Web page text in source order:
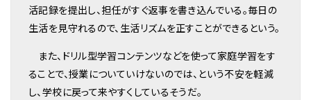
活記録を提出し、担任がすぐ返事を書き込んでいる。毎日の
生活を見守れるので、生活リズムを正すことができるという。
また、ドリル型学習コンテンツなどを使って家庭学習をす
ることで、授業についていけないのでは、という不安を軽減
し、学校に戻って来やすくしているそうだ。